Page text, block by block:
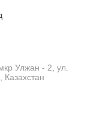
Улжан - 2, ул.